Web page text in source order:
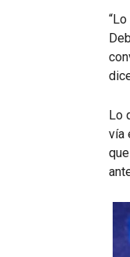
Lo
vía